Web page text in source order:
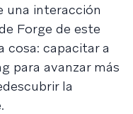
una interacción
Forge de este
cosa: capacitar a
para avanzar más
la